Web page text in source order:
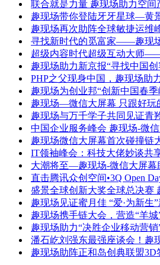
联合就是力量 趣现场助力空间
趣现场带你登陆牙牙星球—黄
趣现场再次助阵全球敏捷运维
寻找新时代的觅富家——趣现
超级内容时代超级互动大师
趣现场助力新京报“寻找中国
PHP之父现身中国，趣现场助
趣现场为创业邦“创新中国春
趣现场—微信大屏幕 只跟好玩
趣现场与万千学子共同见证青
中国企业服务峰会 趣现场-微
趣现场微信大屏幕首次碰撞链
IT领袖峰会：科技大佬妙谈共
大潮将至—趣现场-微信大屏幕
直击腾讯众创空间•3Q Open
盛景全球创新大奖全球总决赛
趣现场见证蜜月佳 “爱·为新生
趣现场携手链大会，营造“羊城
趣现场助力“决胜企业移动营销
潘石屹刘强东最强座谈会！趣
趣现场助阵正和岛创典联盟3D